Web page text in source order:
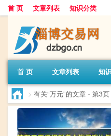
首 页 文章列表 知识分类
首 页 文章列表 知
> 有关“万元”的文章 - 第3页